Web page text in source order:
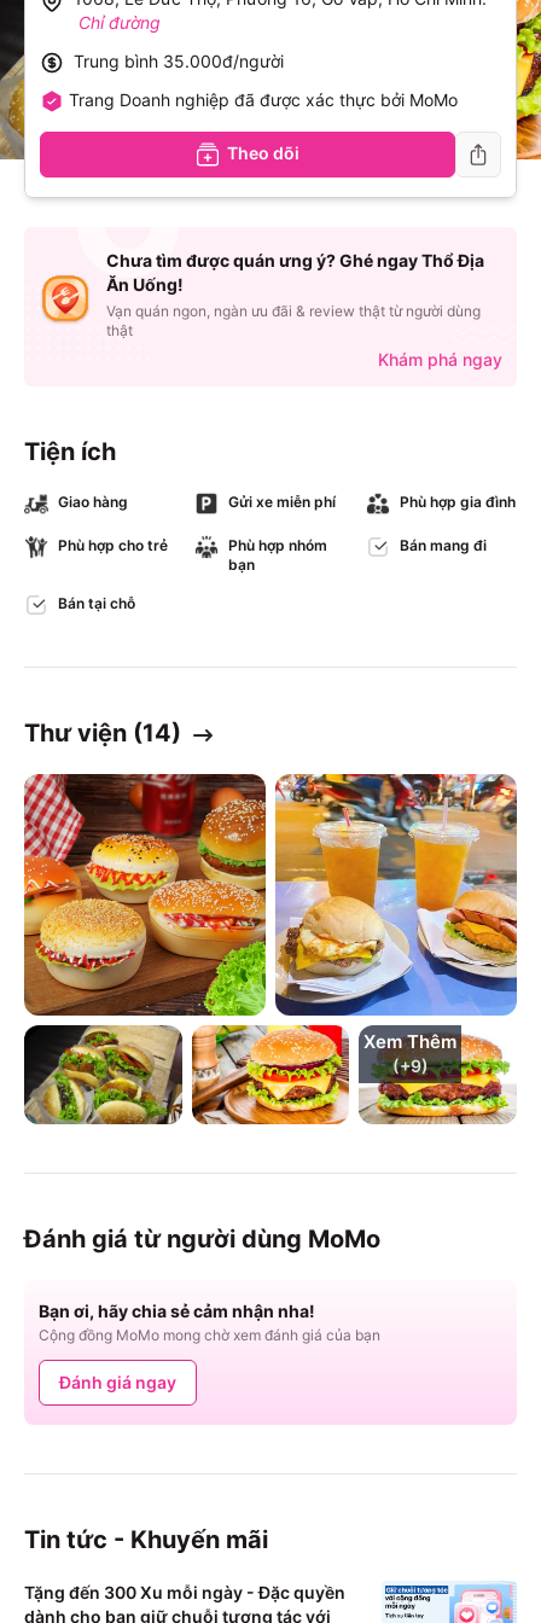
Tiện ích
Giao hàng Gửi xe miễn phí Phù hợp gia đình
Phù hợp cho trẻ
Phù hợp nhóm
bạn
Bán mang đi
Bán tại chỗ
Thư viện (14)
Xem Thêm
(+9)
Đánh giá từ người dùng MoMo
Bạn ơi, hãy chia sẻ cảm nhận nha!
Cộng đồng MoMo mong chờ xem đánh giá của bạn
Đánh giá ngay
Tin tức - Khuyến mãi
Tặng đến 300 Xu mỗi ngày - Đặc quyền
dành cho bạn giữ chuỗi tương tác với
Chỉ đường
Trung bình 35.000đ/người
Trang Doanh nghiệp đã được xác thực bởi MoMo
Theo dõi
Chưa tìm được quán ưng ý? Ghé ngay Thổ Địa
Ăn Uống!
Vạn quán ngon, ngàn ưu đãi & review thật từ người dùng
thật
Khám phá ngay